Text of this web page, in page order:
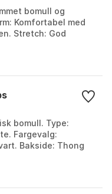
bomull og
Komfortabel med
Stretch: God
bomull. Type:
Fargevalg:
Bakside: Thong